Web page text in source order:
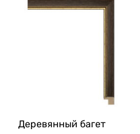
Деревянный багет